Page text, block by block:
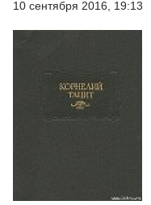
10 сентября 2016, 19:13